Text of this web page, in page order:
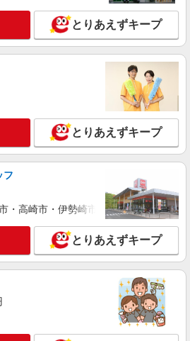
とりあえずキープ
とりあえずキープ
フ
・高崎市・伊勢崎市・太田市・館林市
とりあえずキープ